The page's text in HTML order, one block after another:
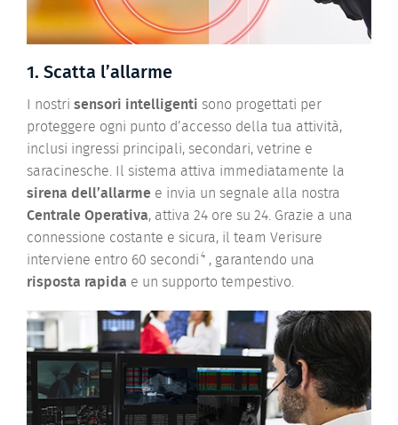
1. Scatta l’allarme
I nostri sensori intelligenti sono progettati per
proteggere ogni punto d’accesso della tua attività,
inclusi ingressi principali, secondari, vetrine e
saracinesche. Il sistema attiva immediatamente la
sirena dell’allarme e invia un segnale alla nostra
Centrale Operativa, attiva 24 ore su 24. Grazie a una
connessione costante e sicura, il team Verisure
interviene entro 60 secondi 4 , garantendo una
risposta rapida e un supporto tempestivo.